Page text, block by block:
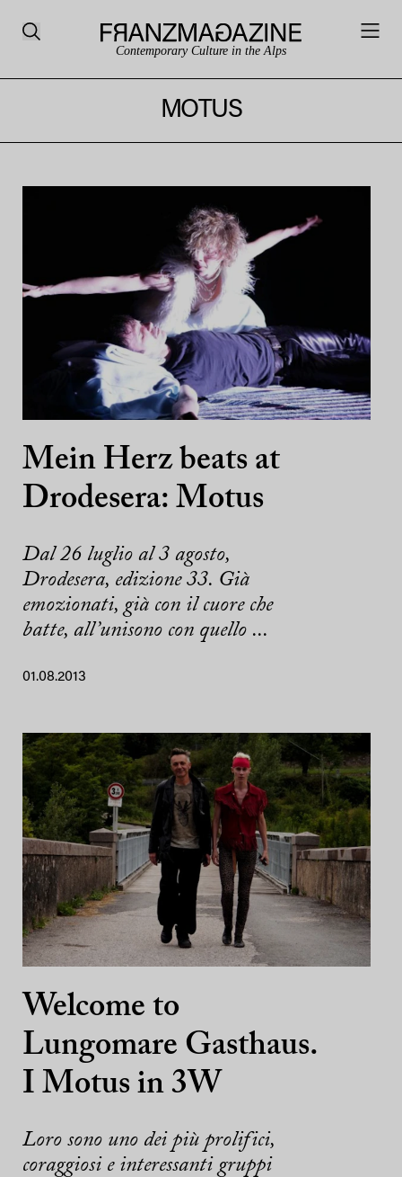
Contemporary Culture in the Alps
MOTUS
Mein Herz beats at
Drodesera: Motus
Dal 26 luglio al 3 agosto,
Drodesera, edizione 33. Già
emozionati, già con il cuore che
batte, all’unisono con quello ...
01.08.2013
Welcome to
Lungomare Gasthaus.
I Motus in 3W
Loro sono uno dei più prolifici,
coraggiosi e interessanti gruppi